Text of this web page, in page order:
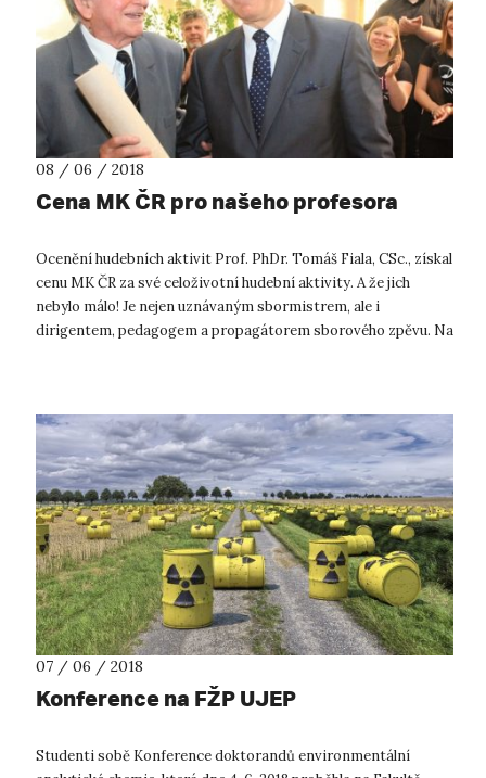
08 / 06 / 2018
Cena MK ČR pro našeho profesora
Ocenění hudebních aktivit Prof. PhDr. Tomáš Fiala, CSc., získal
cenu MK ČR za své celoživotní hudební aktivity. A že jich
nebylo málo! Je nejen uznávaným sbormistrem, ale i
dirigentem, pedagogem a propagátorem sborového zpěvu. Na
07 / 06 / 2018
Konference na FŽP UJEP
Studenti sobě Konference doktorandů environmentální